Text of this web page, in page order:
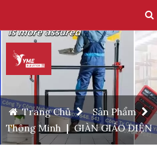
Trang Chủ Sản Phẩm
Thông Minh | GIÀN GIÁO ĐIỆN